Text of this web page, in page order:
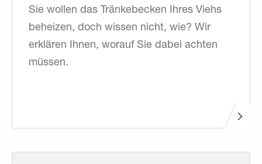
Sie wollen das Tränkebecken Ihres Viehs
beheizen, doch wissen nicht, wie? Wir
erklären Ihnen, worauf Sie dabei achten
müssen.